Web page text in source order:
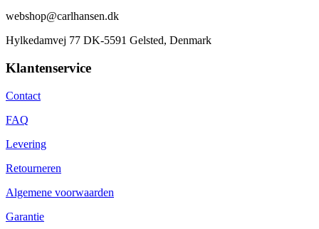
webshop@carlhansen.dk
Hylkedamvej 77 DK-5591 Gelsted, Denmark
Klantenservice
Contact
FAQ
Levering
Retourneren
Algemene voorwaarden
Garantie